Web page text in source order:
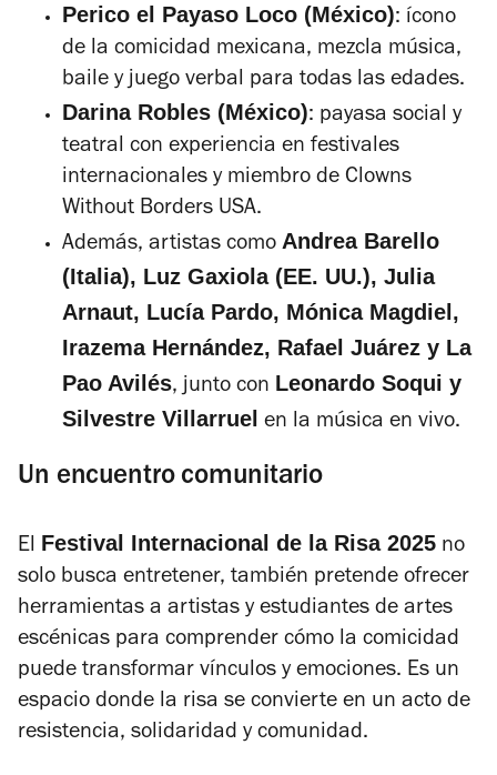
Perico el Payaso Loco (México): ícono
de la comicidad mexicana, mezcla música,
baile y juego verbal para todas las edades.
Darina Robles (México): payasa social y
teatral con experiencia en festivales
internacionales y miembro de Clowns
Without Borders USA.
Además, artistas como Andrea Barello
(Italia), Luz Gaxiola (EE. UU.), Julia
Arnaut, Lucía Pardo, Mónica Magdiel,
Irazema Hernández, Rafael Juárez y La
Pao Avilés, junto con Leonardo Soqui y
Silvestre Villarruel en la música en vivo.
Un encuentro comunitario
El Festival Internacional de la Risa 2025 no
solo busca entretener, también pretende ofrecer
herramientas a artistas y estudiantes de artes
escénicas para comprender cómo la comicidad
puede transformar vínculos y emociones. Es un
espacio donde la risa se convierte en un acto de
resistencia, solidaridad y comunidad.